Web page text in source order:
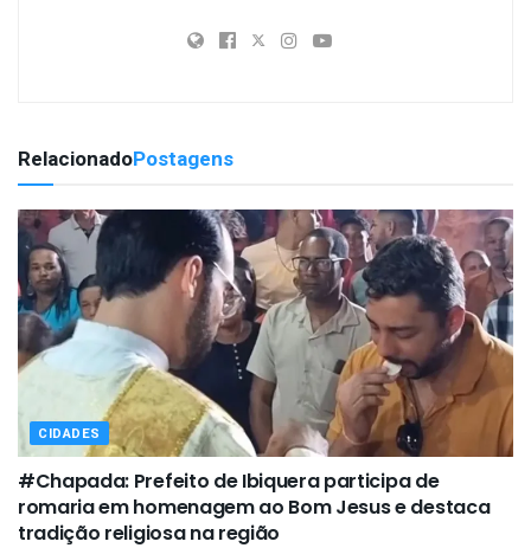
RelacionadoPostagens
CIDADES
#Chapada: Prefeito de Ibiquera participa de
romaria em homenagem ao Bom Jesus e destaca
tradição religiosa na região